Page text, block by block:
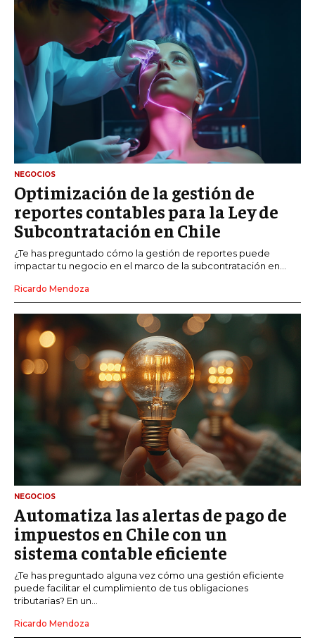
NEGOCIOS
Optimización de la gestión de
reportes contables para la Ley de
Subcontratación en Chile
¿Te has preguntado cómo la gestión de reportes puede
impactar tu negocio en el marco de la subcontratación en...
Ricardo Mendoza
NEGOCIOS
Automatiza las alertas de pago de
impuestos en Chile con un
sistema contable eficiente
¿Te has preguntado alguna vez cómo una gestión eficiente
puede facilitar el cumplimiento de tus obligaciones
tributarias? En un...
Ricardo Mendoza